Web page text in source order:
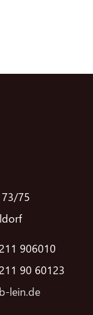
73/75
906010
90 60123
lein.de